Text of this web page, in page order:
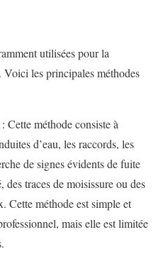
utilisées pour la
. Voici les principales méthodes
Cette méthode consiste à
d’eau, les raccords, les
de signes évidents de fuite
des traces de moisissure ou des
Cette méthode est simple et
mais elle est limitée